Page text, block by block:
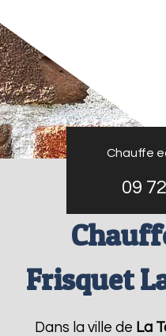
Chauffe
09
Frisquet
Dans la ville de La